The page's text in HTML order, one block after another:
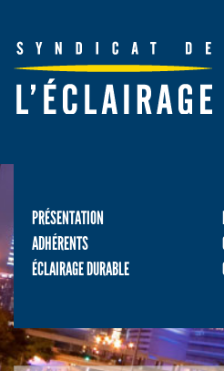
PRÉSENTATION
ADHÉRENTS
ÉCLAIRAGE DURABLE